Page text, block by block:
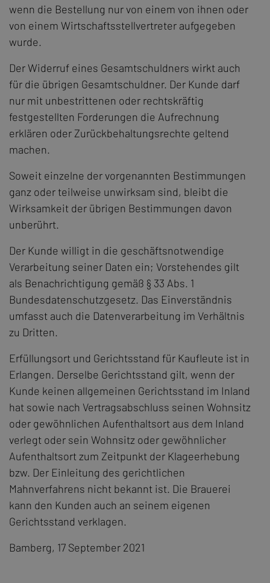
wenn die Bestellung nur von einem von ihnen oder
von einem Wirtschaftsstellvertreter aufgegeben
wurde.
Der Widerruf eines Gesamtschuldners wirkt auch
für die übrigen Gesamtschuldner. Der Kunde darf
nur mit unbestrittenen oder rechtskräftig
festgestellten Forderungen die Aufrechnung
erklären oder Zurückbehaltungsrechte geltend
machen.
Soweit einzelne der vorgenannten Bestimmungen
ganz oder teilweise unwirksam sind, bleibt die
Wirksamkeit der übrigen Bestimmungen davon
unberührt.
Der Kunde willigt in die geschäftsnotwendige
Verarbeitung seiner Daten ein; Vorstehendes gilt
als Benachrichtigung gemäß § 33 Abs. 1
Bundesdatenschutzgesetz. Das Einverständnis
umfasst auch die Datenverarbeitung im Verhältnis
zu Dritten.
Erfüllungsort und Gerichtsstand für Kaufleute ist in
Erlangen. Derselbe Gerichtsstand gilt, wenn der
Kunde keinen allgemeinen Gerichtsstand im Inland
hat sowie nach Vertragsabschluss seinen Wohnsitz
oder gewöhnlichen Aufenthaltsort aus dem Inland
verlegt oder sein Wohnsitz oder gewöhnlicher
Aufenthaltsort zum Zeitpunkt der Klageerhebung
bzw. Der Einleitung des gerichtlichen
Mahnverfahrens nicht bekannt ist. Die Brauerei
kann den Kunden auch an seinem eigenen
Gerichtsstand verklagen.
Bamberg, 17 September 2021